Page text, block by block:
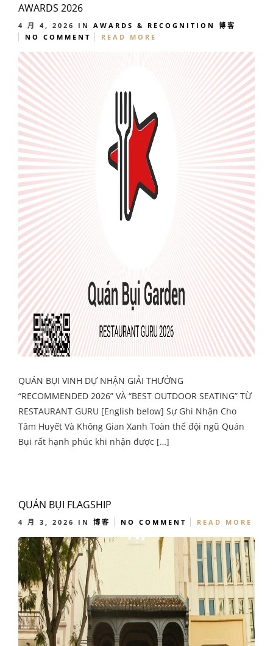
AWARDS 2026
4 月 4, 2026 IN AWARDS & RECOGNITION
博客
NO COMMENT
READ MORE
QUÁN BỤI VINH DỰ NHẬN GIẢI THƯỞNG
“RECOMMENDED 2026” VÀ “BEST OUTDOOR SEATING” TỪ
RESTAURANT GURU [English below] Sự Ghi Nhận Cho
Tâm Huyết Và Không Gian Xanh Toàn thể đội ngũ Quán
Bụi rất hạnh phúc khi nhận được […]
QUÁN BỤI FLAGSHIP
4 月 3, 2026 IN 博客 NO COMMENT READ MORE